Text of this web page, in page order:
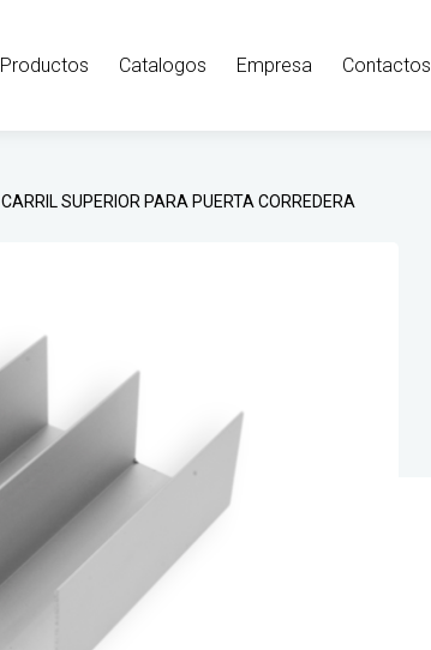
Productos Catalogos Empresa Contactos
CARRIL SUPERIOR PARA PUERTA CORREDERA